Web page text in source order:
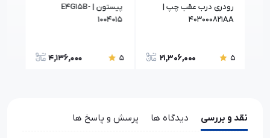
رودری درب عقب چپ |
403000821AA
5
21,306,000
پیستون | E4G15B-
1004015
5
4,136,000
نقد و بررسی دیدگاه ها پرسش و پاسخ ها